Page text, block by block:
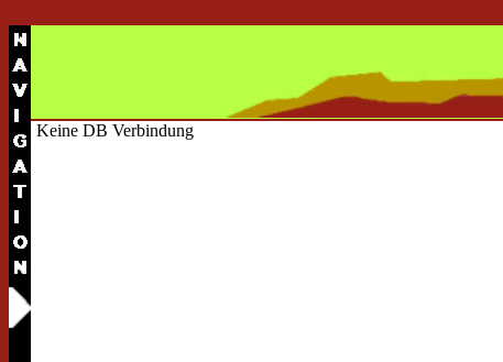
Keine DB Verbindung